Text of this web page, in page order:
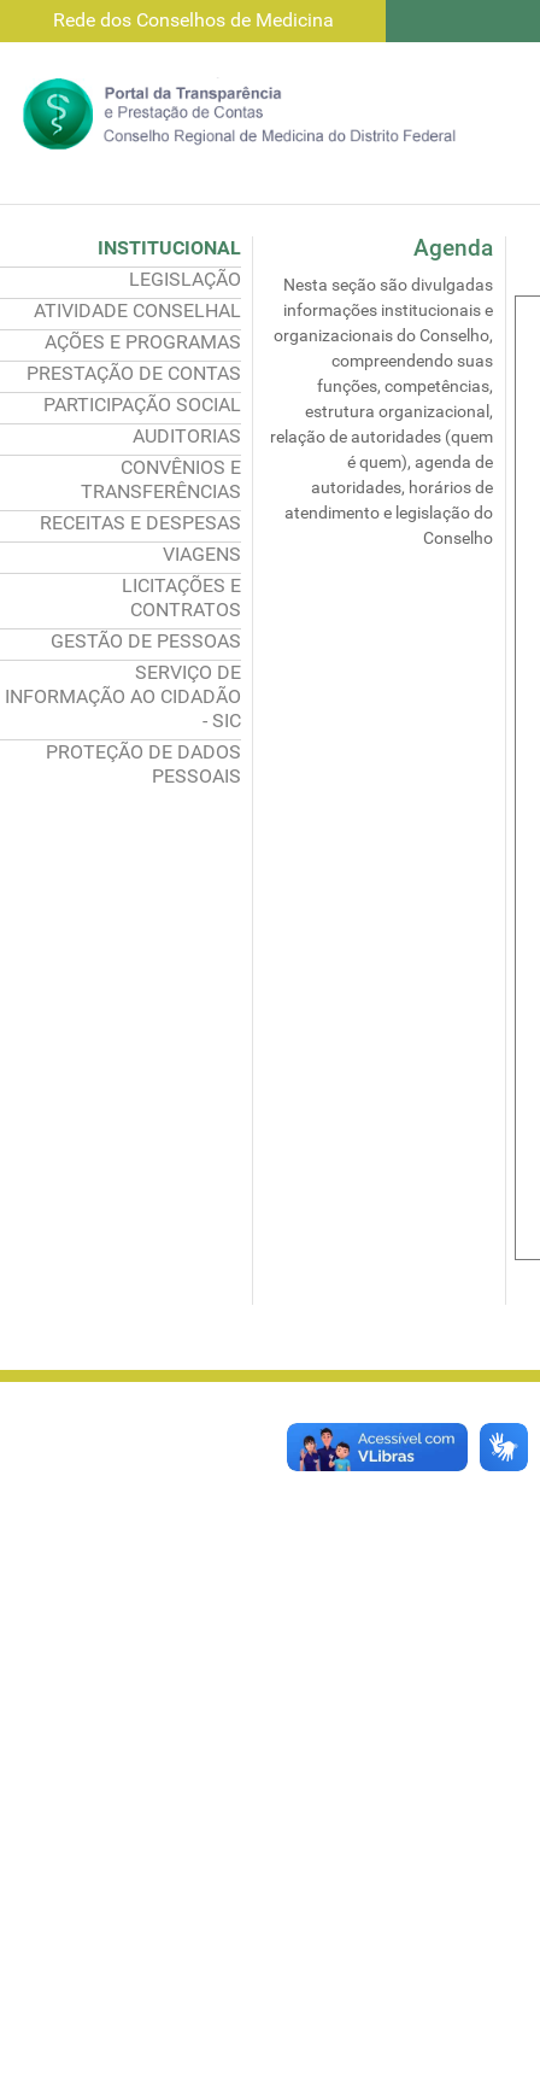
Rede dos Conselhos de Medicina
INSTITUCIONAL
LEGISLAÇÃO
ATIVIDADE CONSELHAL
AÇÕES E PROGRAMAS
PRESTAÇÃO DE CONTAS
PARTICIPAÇÃO SOCIAL
AUDITORIAS
CONVÊNIOS E
TRANSFERÊNCIAS
RECEITAS E DESPESAS
VIAGENS
LICITAÇÕES E
CONTRATOS
GESTÃO DE PESSOAS
SERVIÇO DE
INFORMAÇÃO AO CIDADÃO
- SIC
PROTEÇÃO DE DADOS
PESSOAIS
Agenda
Nesta seção são divulgadas
informações institucionais e
organizacionais do Conselho,
compreendendo suas
funções, competências,
estrutura organizacional,
relação de autoridades (quem
é quem), agenda de
autoridades, horários de
atendimento e legislação do
Conselho